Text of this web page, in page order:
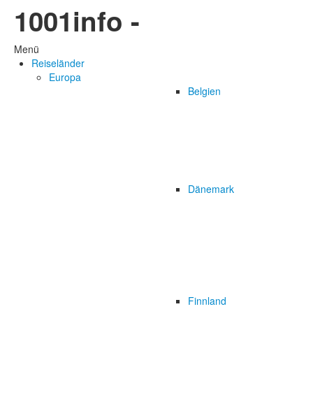
1001info -
Menü
Reiseländer
Europa
Belgien
Dänemark
Finnland